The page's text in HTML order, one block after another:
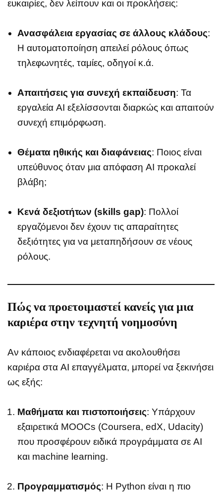
ευκαιρίες, δεν λείπουν και οι προκλήσεις:
Ανασφάλεια εργασίας σε άλλους κλάδους:
Η αυτοματοποίηση απειλεί ρόλους όπως
τηλεφωνητές, ταμίες, οδηγοί κ.ά.
Απαιτήσεις για συνεχή εκπαίδευση: Τα
εργαλεία AI εξελίσσονται διαρκώς και απαιτούν
συνεχή επιμόρφωση.
Θέματα ηθικής και διαφάνειας: Ποιος είναι
υπεύθυνος όταν μια απόφαση AI προκαλεί
βλάβη;
Κενά δεξιοτήτων (skills gap): Πολλοί
εργαζόμενοι δεν έχουν τις απαραίτητες
δεξιότητες για να μεταπηδήσουν σε νέους
ρόλους.
Πώς να προετοιμαστεί κανείς για μια
καριέρα στην τεχνητή νοημοσύνη
Αν κάποιος ενδιαφέρεται να ακολουθήσει
καριέρα στα AI επαγγέλματα, μπορεί να ξεκινήσει
ως εξής:
Μαθήματα και πιστοποιήσεις: Υπάρχουν
εξαιρετικά MOOCs (Coursera, edX, Udacity)
που προσφέρουν ειδικά προγράμματα σε AI
και machine learning.
Προγραμματισμός: Η Python είναι η πιο